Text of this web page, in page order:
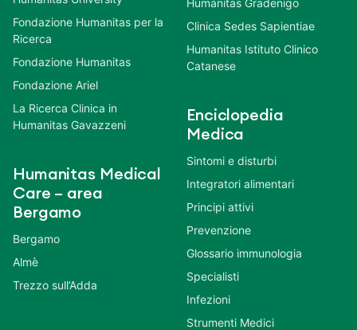
Fondazione Humanitas per la
Ricerca
Fondazione Humanitas
Fondazione Ariel
La Ricerca Clinica in
Humanitas Gavazzeni
Humanitas Medical
Care – area
Bergamo
Bergamo
Almè
Trezzo sull’Adda
Clinica Sedes Sapientiae
Humanitas Istituto Clinico
Catanese
Enciclopedia
Medica
Sintomi e disturbi
Integratori alimentari
Principi attivi
Prevenzione
Glossario immunologia
Specialisti
Infezioni
Strumenti Medici